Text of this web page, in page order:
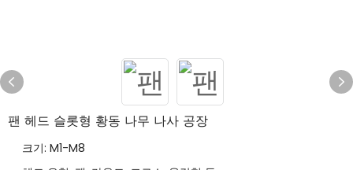
팬 헤드 슬롯형 황동 나무 나사 공장
크기: M1-M8